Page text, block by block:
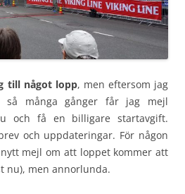
till något lopp, men eftersom jag
så många gånger får jag mejl
och få en billigare startavgift.
och uppdateringar. För någon
mejl om att loppet kommer att
nu), men annorlunda.